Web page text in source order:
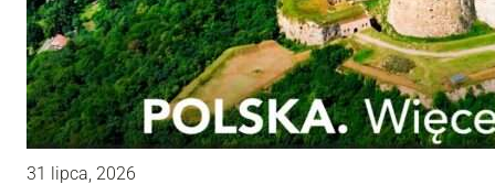
31 lipca, 2026